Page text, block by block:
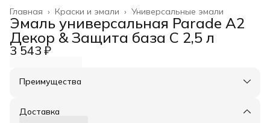
Универсальные эмали
Краски и эмали ›
Главная ›
Эмаль универсальная Parade A2
Декор & Защита база С 2,5 л
3 543 ₽
Преимущества
Оплата частями в Сплит
Удобный возврат
Доставка